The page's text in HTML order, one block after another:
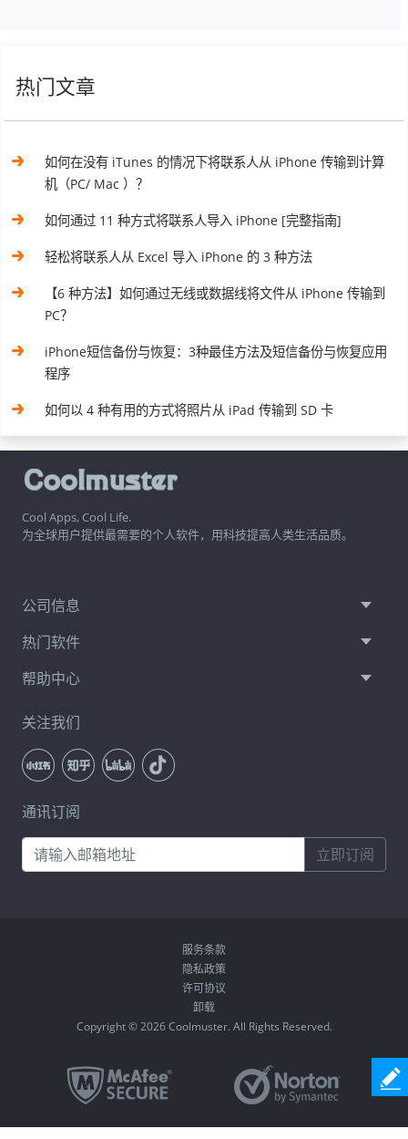
热门文章
如何在没有 iTunes 的情况下将联系人从 iPhone 传输到计算
机（PC/ Mac ）？
如何通过 11 种方式将联系人导入 iPhone [完整指南]
轻松将联系人从 Excel 导入 iPhone 的 3 种方法
【6 种方法】如何通过无线或数据线将文件从 iPhone 传输到
PC？
iPhone短信备份与恢复：3种最佳方法及短信备份与恢复应用
程序
如何以 4 种有用的方式将照片从 iPad 传输到 SD 卡
Cool Apps, Cool Life.
为全球用户提供最需要的个人软件，用科技提高人类生活品质。
公司信息
热门软件
帮助中心
关注我们
通讯订阅
立即订阅
服务条款
隐私政策
许可协议
卸载
Copyright © 2026 Coolmuster. All Rights Reserved.